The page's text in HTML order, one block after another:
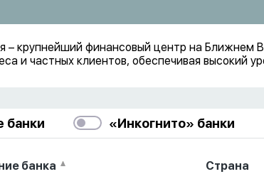
– крупнейший финансовый центр на
и частных клиентов, обеспечивая
банки «Инкогнито» банки
банка Страна